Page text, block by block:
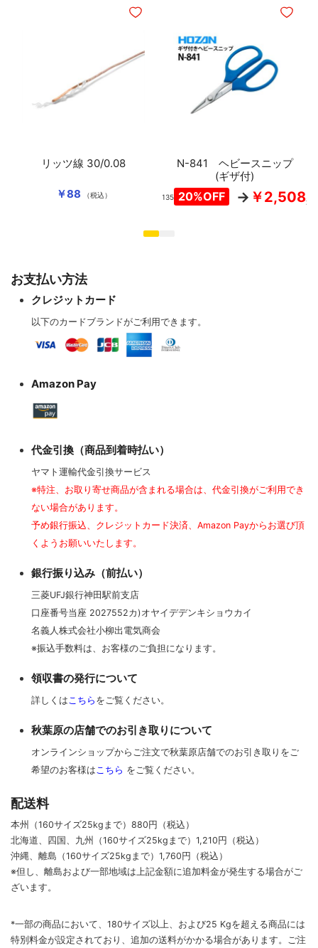
￥88 （税込）
リッツ線 30/0.08
ほしいものリストに追加
20%OFF
￥3,135 ￥2,508込
N-841 ヘビースニップ
(ギザ付)
ほしい
お支払い方法
クレジットカード
以下のカードブランドがご利用できます。
Amazon Pay
代金引換（商品到着時払い）
ヤマト運輸代金引換サービス
※特注、お取り寄せ商品が含まれる場合は、代金引換がご利用でき
ない場合があります。
予め銀行振込、クレジットカード決済、Amazon Payからお選び頂
くようお願いいたします。
銀行振り込み（前払い）
三菱UFJ銀行神田駅前支店
口座番号当座 2027552カ)オヤイデデンキショウカイ
名義人株式会社小柳出電気商会
※振込手数料は、お客様のご負担になります。
領収書の発行について
詳しくはこちら をご覧ください。
秋葉原の店舗でのお引き取りについて
オンラインショップからご注文で秋葉原店舗でのお引き取りをご
希望のお客様はこちら をご覧ください。
配送料
本州（160サイズ25kgまで）880円（税込）
北海道、四国、九州
（160サイズ25kgまで） 1,210円（税込）
沖縄、離島 （160サイズ25kgまで） 1,760円（税込）
※但し、離島および一部地域は上記金額に追加料金が発生する場合がご
ざいます。
*一部の商品において、180サイズ以上、および25 Kgを超える商品には
特別料金が設定されており、追加の送料がかかる場合があります。 ご注